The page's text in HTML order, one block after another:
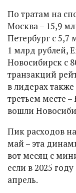
По тратам на
Москва – 15,9
Петербург с
1 млрд рублей,
Новосибирск с
транзакций
в лидерах
третьем месте
вошли
Пик расходов
май – эта
вот месяц с
если в 2025
апрель.